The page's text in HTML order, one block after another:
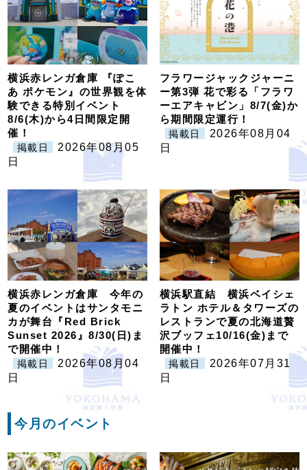
横浜赤レンガ倉庫 『ぽこ
あ ポケモン』の世界観を体
験できる特別イベント
8/6(木)から4日間限定開
催！
掲載日
2026年08月05
日
フラワージャックジャーニ
ー第3弾 花で彩る「フラワ
ーエアキャビン」8/7(金)か
ら期間限定運行！
掲載日
2026年08月04
日
横浜赤レンガ倉庫 今年の
夏のイベントはサンタモニ
カが舞台『Red Brick
Sunset 2026』8/30(日)ま
で開催中！
掲載日
2026年08月04
日
横浜駅直結 横浜ベイシェ
ラトン ホテル＆タワーズの
レストランで夏の北海道贅
沢ブッフェ10/16(金)まで
開催中！
掲載日
2026年07月31
日
今月のイベント